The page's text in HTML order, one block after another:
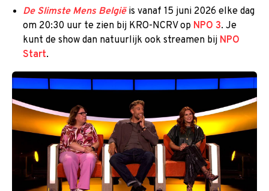
De Slimste Mens Belgiëis vanaf 15 juni 2026 elke dag
om 20:30 uur te zien bij KRO-NCRV op NPO 3. Je
kunt de show dan natuurlijk ook streamen bij NPO
Start.